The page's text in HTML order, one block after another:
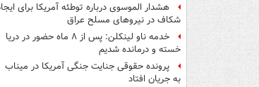
هشدار الموسوی درباره توطئه آمریکا برای
شکاف در نیروهای مسلح عراق
خدمه ناو لینکلن: پس از ۸ ماه حضور در دریا
خسته و درمانده‌ شدیم
پرونده حقوقی جنایت جنگی آمریکا در میناب
به جریان افتاد